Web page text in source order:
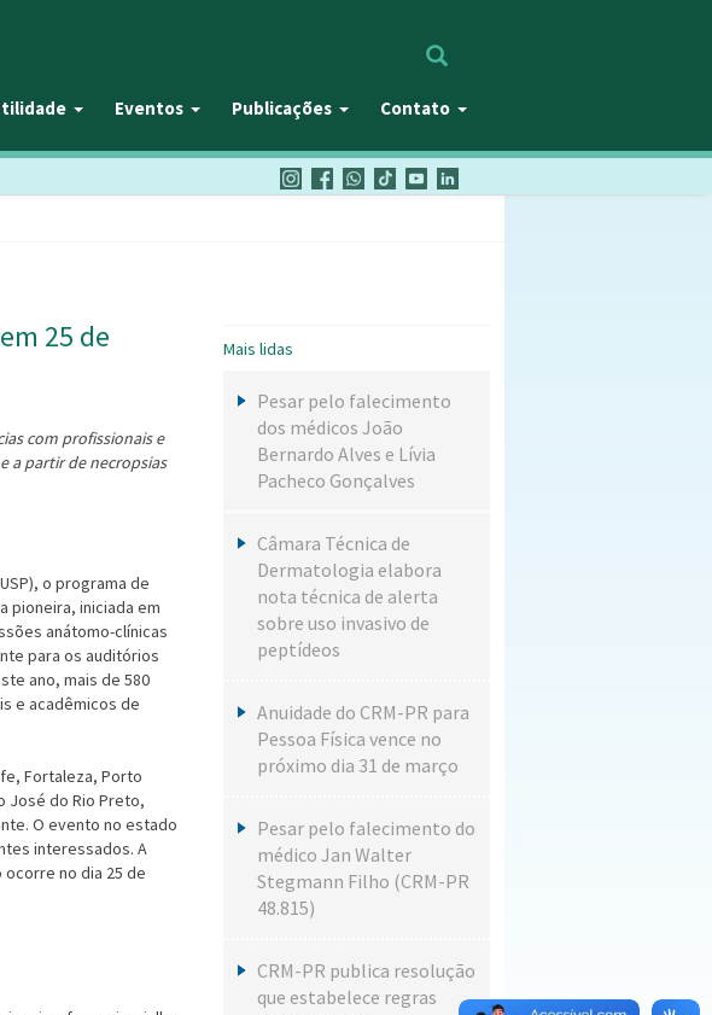
Eventos Publicações Contato
25 de
com profissionais e
a partir de necropsias
o programa de
pioneira, iniciada em
anátomo-clínicas
para os auditórios
ano, mais de 580
e acadêmicos de
Fortaleza, Porto
José do Rio Preto,
O evento no estado
interessados. A
no dia 25 de
Mais lidas
Pesar pelo falecimento
dos médicos João
Bernardo Alves e Lívia
Pacheco Gonçalves
Câmara Técnica de
Dermatologia elabora
nota técnica de alerta
sobre uso invasivo de
peptídeos
Anuidade do CRM-PR para
Pessoa Física vence no
próximo dia 31 de março
Pesar pelo falecimento do
médico Jan Walter
Stegmann Filho (CRM-PR
48.815)
CRM-PR publica resolução
que estabelece regras